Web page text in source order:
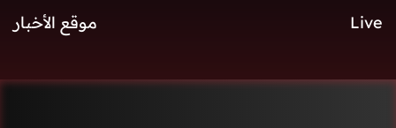
Live
موقع الأخبار